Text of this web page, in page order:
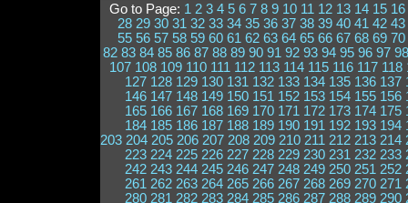
Go to Page: 1 2 3 4 5 6 7 8 9 10 11 12 13 14 15 16
28 29 30 31 32 33 34 35 36 37 38 39 40 41 42 43
55 56 57 58 59 60 61 62 63 64 65 66 67 68 69 70
82 83 84 85 86 87 88 89 90 91 92 93 94 95 96 97 98
107 108 109 110 111 112 113 114 115 116 117 118
127 128 129 130 131 132 133 134 135 136 137
146 147 148 149 150 151 152 153 154 155 156
165 166 167 168 169 170 171 172 173 174 175
184 185 186 187 188 189 190 191 192 193 194
203 204 205 206 207 208 209 210 211 212 213 214
223 224 225 226 227 228 229 230 231 232 233
242 243 244 245 246 247 248 249 250 251 252
261 262 263 264 265 266 267 268 269 270 271
280 281 282 283 284 285 286 287 288 289 290